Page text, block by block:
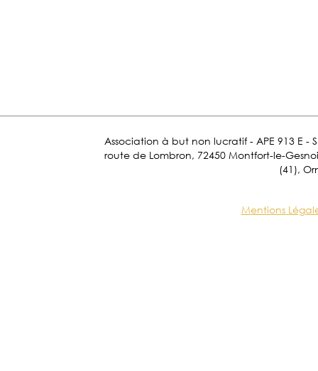
Association à but non lucratif - APE 913 E -
route de Lombron, 72450 Montfort-le-
(41),
Mentions